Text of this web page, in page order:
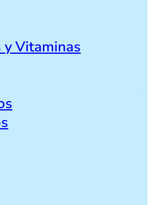
Vitaminas